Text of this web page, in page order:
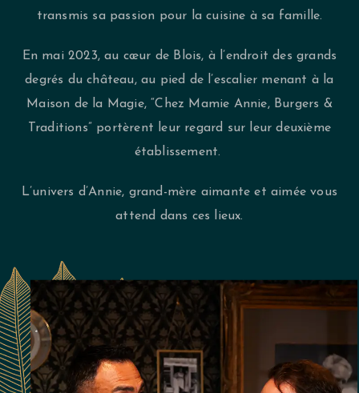
transmis sa passion pour la cuisine à sa famille.
En mai 2023, au cœur de Blois, à l’endroit des grands
degrés du château, au pied de l’escalier menant à la
Maison de la Magie, “Chez Mamie Annie, Burgers &
Traditions” portèrent leur regard sur leur deuxième
établissement.
L’univers d’Annie, grand-mère aimante et aimée vous
attend dans ces lieux.